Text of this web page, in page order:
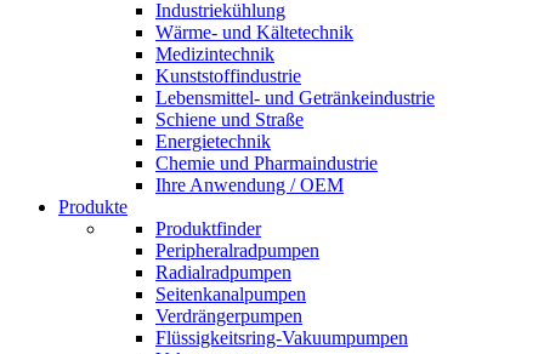
Industriekühlung
Wärme- und Kältetechnik
Medizintechnik
Kunststoffindustrie
Lebensmittel- und Getränkeindustrie
Schiene und Straße
Energietechnik
Chemie und Pharmaindustrie
Ihre Anwendung / OEM
Produkte
Produktfinder
Peripheralradpumpen
Radialradpumpen
Seitenkanalpumpen
Verdrängerpumpen
Flüssigkeitsring-Vakuumpumpen